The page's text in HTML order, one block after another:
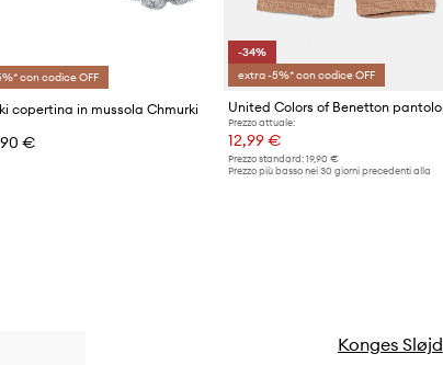
con codice OFF
copertina in mussola Chmurki
€
-34%
extra -5%* con codice OFF
Prezzo attuale:
12,99 €
Prezzo standard: 19,90 €
Prezzo più basso nei 30 giorni precedenti alla
Konges Sløjd